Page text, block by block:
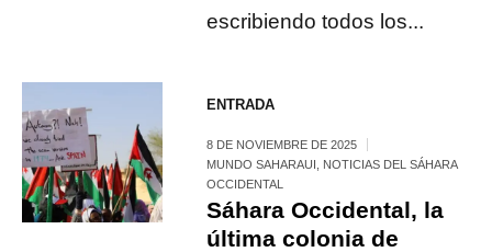
escribiendo todos los...
ENTRADA
8 DE NOVIEMBRE DE 2025
MUNDO SAHARAUI
NOTICIAS DEL SÁHARA
OCCIDENTAL
Sáhara Occidental, la
última colonia de